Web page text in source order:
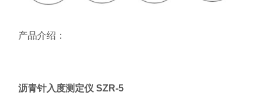
产品介绍：
沥青针入度测定仪 SZR-5